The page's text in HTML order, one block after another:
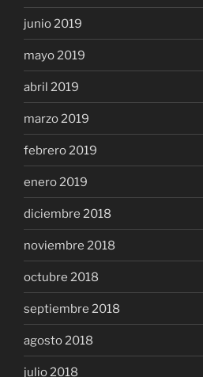
junio 2019
mayo 2019
abril 2019
marzo 2019
febrero 2019
enero 2019
diciembre 2018
noviembre 2018
octubre 2018
septiembre 2018
agosto 2018
julio 2018